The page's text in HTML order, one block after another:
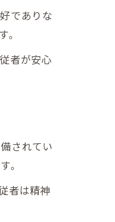
でありな
者が安心
されてい
。
者は精神